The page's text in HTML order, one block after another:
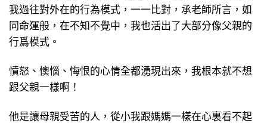
我過往對外在的行為模式，一一比對，承老師所言，如
同命運般，在不知不覺中，我也活出了大部分像父親的
行爲模式。
憤怒、懊惱、悔恨的心情全都湧現出來，我根本就不想
跟父親一樣啊！
他是讓母親受苦的人，從小我跟媽媽一樣在心裏看不起